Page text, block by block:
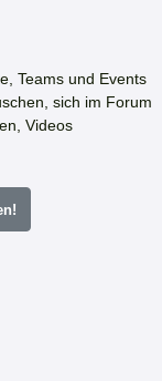
Teams und Events
sich im Forum
Videos